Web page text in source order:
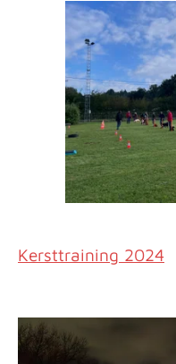
Kersttraining 2024